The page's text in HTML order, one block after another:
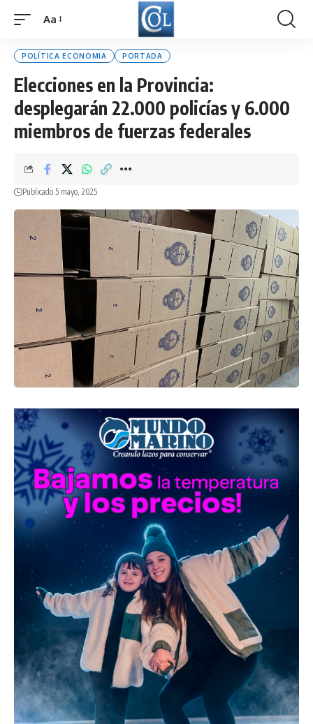
Font
Aa
POLÍTICA ECONOMIA PORTADA
Elecciones en la Provincia:
desplegarán 22.000 policías y 6.000
miembros de fuerzas federales
Publicado 5 mayo, 2025